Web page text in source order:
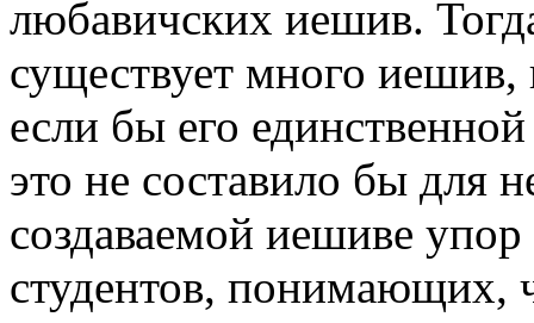
любавичских иешив.
существует много
если бы его
это не составило бы для
создаваемой иешиве
студентов, понимающих,